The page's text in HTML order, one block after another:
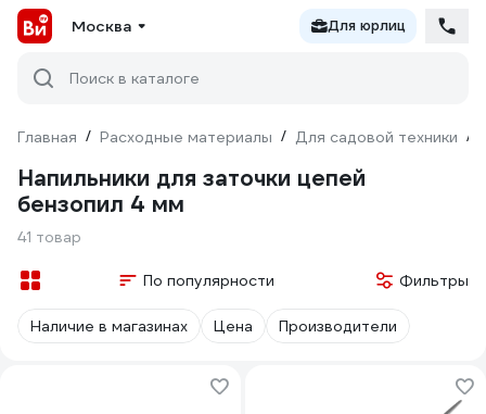
Москва Для юрлиц
Поиск в каталоге
Главная / Расходные материалы / Для садовой техники /
Напильники для заточки цепей
бензопил 4 мм
41 товар
По популярности Фильтры
Наличие в магазинах Цена Производители